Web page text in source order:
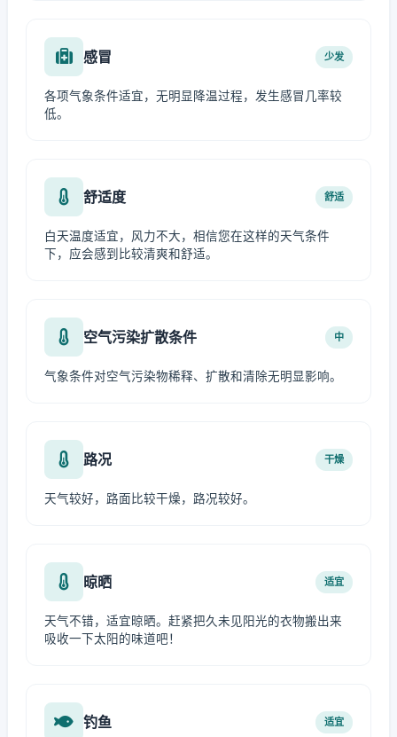
感冒 少发
各项气象条件适宜，无明显降温过程，发生感冒几率较
低。
舒适度 舒适
白天温度适宜，风力不大，相信您在这样的天气条件
下，应会感到比较清爽和舒适。
空气污染扩散条件 中
气象条件对空气污染物稀释、扩散和清除无明显影响。
路况 干燥
天气较好，路面比较干燥，路况较好。
晾晒 适宜
天气不错，适宜晾晒。赶紧把久未见阳光的衣物搬出来
吸收一下太阳的味道吧！
钓鱼 适宜